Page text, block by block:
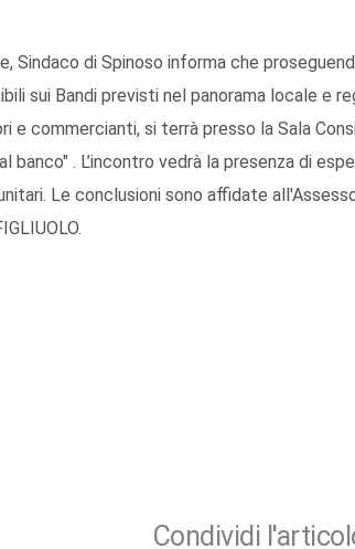
Sindaco di Spinoso informa che
sui Bandi previsti nel panorama locale e
e commercianti, si terrà presso la Sala
banco" . L’incontro vedrà la presenza di
Le conclusioni sono affidate
Condividi